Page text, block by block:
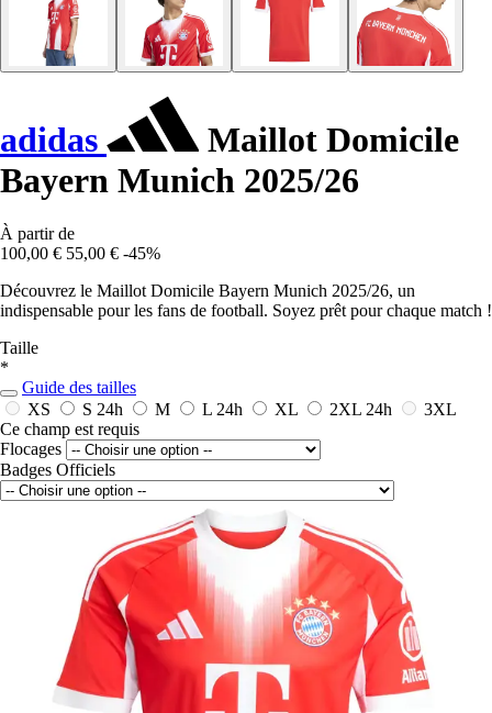
adidas
Maillot Domicile
Bayern Munich 2025/26
À partir de
100,00 € 55,00 € -45%
Découvrez le Maillot Domicile Bayern Munich 2025/26, un
indispensable pour les fans de football. Soyez prêt pour chaque match !
Taille
*
Guide des tailles
XS
S 24h M L 24h XL 2XL 24h
3XL
Ce champ est requis
Flocages
Badges Officiels